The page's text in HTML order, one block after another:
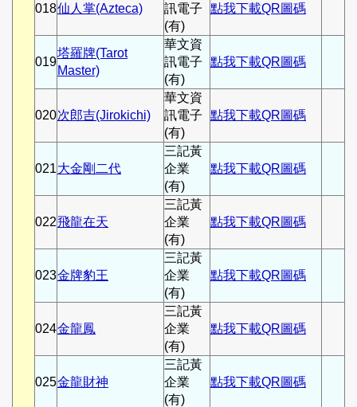
018仙人掌(Azteca)
訊電子
(有)
點我下載QR圖碼
019
塔羅牌(Tarot
Master)
華文資
訊電子
(有)
點我下載QR圖碼
020次郎吉(Jirokichi)
華文資
訊電子
(有)
點我下載QR圖碼
021大金剛二代
三記黃
企業
(有)
點我下載QR圖碼
022飛龍在天
三記黃
企業
(有)
點我下載QR圖碼
023金牌豹王
三記黃
企業
(有)
點我下載QR圖碼
024金龍鳳
三記黃
企業
(有)
點我下載QR圖碼
025金龍財神
三記黃
企業
(有)
點我下載QR圖碼